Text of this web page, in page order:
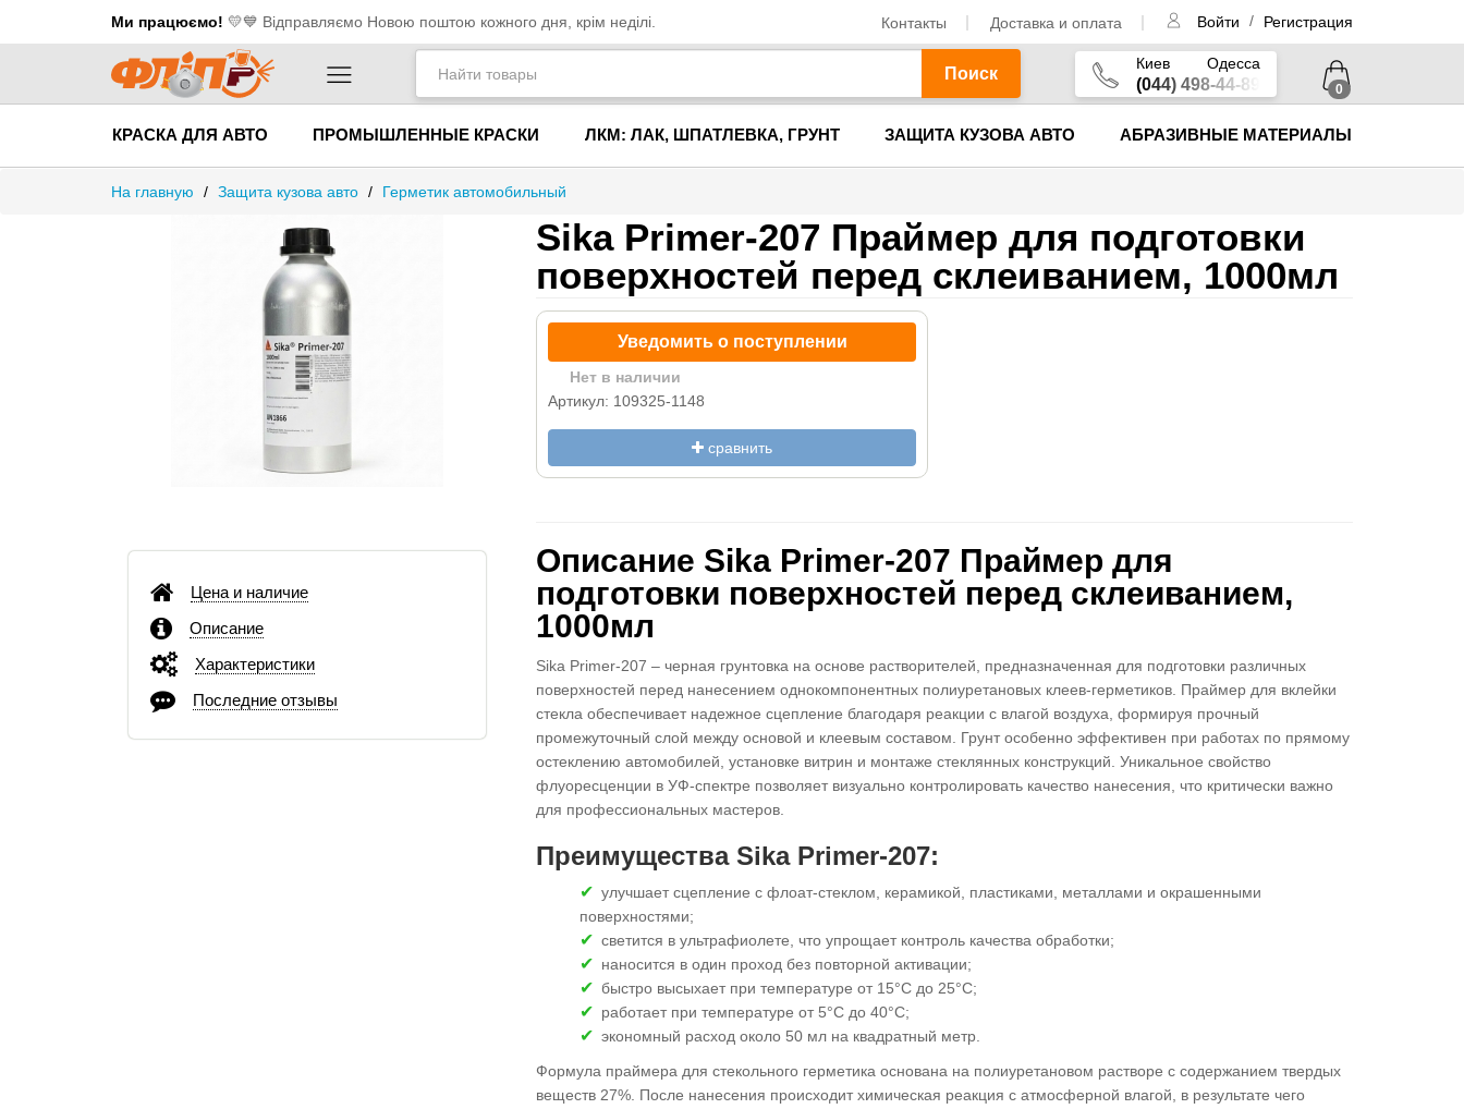
Ми працюємо! 💛​💙 Відправляємо Новою поштою кожного дня, крім неділі. Контакты Доставка и оплата Войти / Регистрация
Поиск
Киев Одесса
(044) 498-44-89 0
КРАСКА ДЛЯ АВТО ПРОМЫШЛЕННЫЕ КРАСКИ ЛКМ: ЛАК, ШПАТЛЕВКА, ГРУНТ ЗАЩИТА КУЗОВА АВТО АБРАЗИВНЫЕ МАТЕРИАЛЫ
На главную / Защита кузова авто / Герметик автомобильный
Цена и наличие
Описание
Характеристики
Последние отзывы
Sika Primer-207 Праймер для подготовки
поверхностей перед склеиванием, 1000мл
Уведомить о поступлении
Нет в наличии
Артикул: 109325-1148
сравнить
Описание Sika Primer-207 Праймер для
подготовки поверхностей перед склеиванием,
1000мл
Sika Primer-207 – черная грунтовка на основе растворителей, предназначенная для подготовки различных
поверхностей перед нанесением однокомпонентных полиуретановых клеев-герметиков. Праймер для вклейки
стекла обеспечивает надежное сцепление благодаря реакции с влагой воздуха, формируя прочный
промежуточный слой между основой и клеевым составом. Грунт особенно эффективен при работах по прямому
остеклению автомобилей, установке витрин и монтаже стеклянных конструкций. Уникальное свойство
флуоресценции в УФ-спектре позволяет визуально контролировать качество нанесения, что критически важно
для профессиональных мастеров.
Преимущества Sika Primer-207:
улучшает сцепление с флоат-стеклом, керамикой, пластиками, металлами и окрашенными
поверхностями;
светится в ультрафиолете, что упрощает контроль качества обработки;
наносится в один проход без повторной активации;
быстро высыхает при температуре от 15°C до 25°C;
работает при температуре от 5°C до 40°C;
экономный расход около 50 мл на квадратный метр.
Формула праймера для стекольного герметика основана на полиуретановом растворе с содержанием твердых
веществ 27%. После нанесения происходит химическая реакция с атмосферной влагой, в результате чего